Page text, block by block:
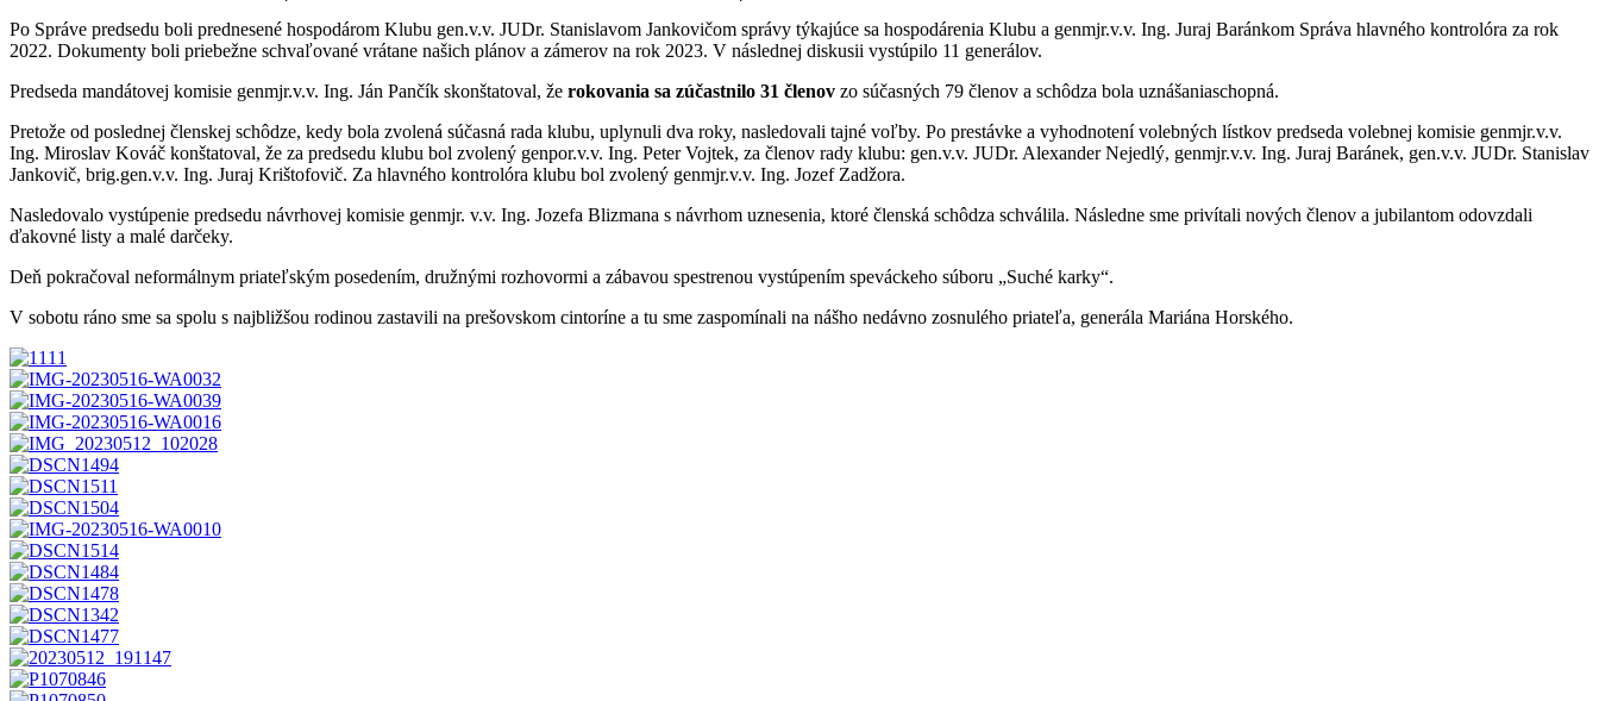
Po Správe predsedu boli prednesené hospodárom Klubu gen.v.v. JUDr. Stanislavom Jankovičom správy týkajúce sa hospodárenia Klubu a genmjr.v.v. Ing. Juraj Baránkom Správa hlavného kontrolóra za rok
2022. Dokumenty boli priebežne schvaľované vrátane našich plánov a zámerov na rok 2023. V následnej diskusii vystúpilo 11 generálov.
Predseda mandátovej komisie genmjr.v.v. Ing. Ján Pančík skonštatoval, že rokovania sa zúčastnilo 31 členov zo súčasných 79 členov a schôdza bola uznášaniaschopná.
Pretože od poslednej členskej schôdze, kedy bola zvolená súčasná rada klubu, uplynuli dva roky, nasledovali tajné voľby. Po prestávke a vyhodnotení volebných lístkov predseda volebnej komisie genmjr.v.v.
Ing. Miroslav Kováč konštatoval, že za predsedu klubu bol zvolený genpor.v.v. Ing. Peter Vojtek, za členov rady klubu: gen.v.v. JUDr. Alexander Nejedlý, genmjr.v.v. Ing. Juraj Baránek, gen.v.v. JUDr. Stanislav
Jankovič, brig.gen.v.v. Ing. Juraj Krištofovič. Za hlavného kontrolóra klubu bol zvolený genmjr.v.v. Ing. Jozef Zadžora.
Nasledovalo vystúpenie predsedu návrhovej komisie genmjr. v.v. Ing. Jozefa Blizmana s návrhom uznesenia, ktoré členská schôdza schválila. Následne sme privítali nových členov a jubilantom odovzdali
ďakovné listy a malé darčeky.
Deň pokračoval neformálnym priateľským posedením, družnými rozhovormi a zábavou spestrenou vystúpením speváckeho súboru „Suché karky“.
V sobotu ráno sme sa spolu s najbližšou rodinou zastavili na prešovskom cintoríne a tu sme zaspomínali na nášho nedávno zosnulého priateľa, generála Mariána Horského.